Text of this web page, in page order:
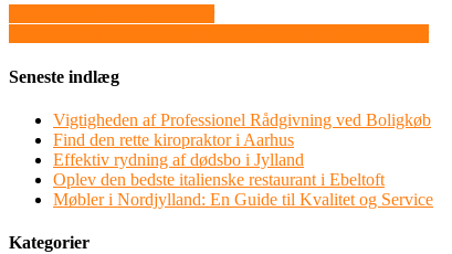
Seneste indlæg
Vigtigheden af Professionel Rådgivning ved Boligkøb
Find den rette kiropraktor i Aarhus
Effektiv rydning af dødsbo i Jylland
Oplev den bedste italienske restaurant i Ebeltoft
Møbler i Nordjylland: En Guide til Kvalitet og Service
Kategorier